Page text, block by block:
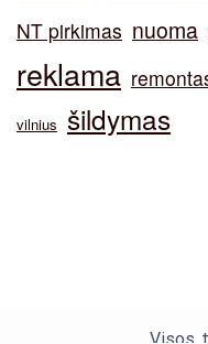
NT pirkimas nuoma
reklama
vilnius šildymas
Visos